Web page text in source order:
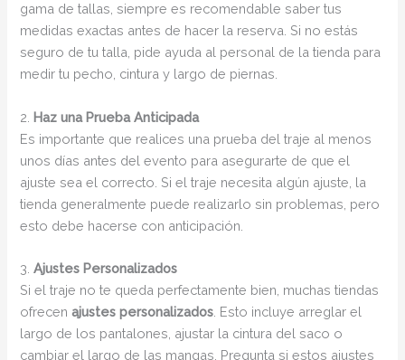
gama de tallas, siempre es recomendable saber tus
medidas exactas antes de hacer la reserva. Si no estás
seguro de tu talla, pide ayuda al personal de la tienda para
medir tu pecho, cintura y largo de piernas.
2. Haz una Prueba Anticipada
Es importante que realices una prueba del traje al menos
unos días antes del evento para asegurarte de que el
ajuste sea el correcto. Si el traje necesita algún ajuste, la
tienda generalmente puede realizarlo sin problemas, pero
esto debe hacerse con anticipación.
3.Ajustes Personalizados
Si el traje no te queda perfectamente bien, muchas tiendas
ofrecenajustes personalizados . Esto incluye arreglar el
largo de los pantalones, ajustar la cintura del saco o
cambiar el largo de las mangas. Pregunta si estos ajustes